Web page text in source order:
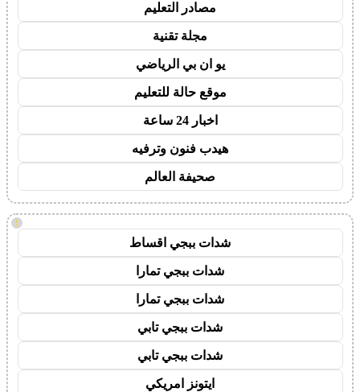
مصادر التعليم
مجلة تقنية
يو ان بي الرياضي
موقع حالة للتعليم
اخبار 24 ساعة
هيدب فنون وترفيه
صحيفة العالم
!
شدات ببجي اقساط
شدات ببجي تمارا
شدات ببجي تمارا
شدات ببجي تابي
شدات ببجي تابي
ايتونز امريكي